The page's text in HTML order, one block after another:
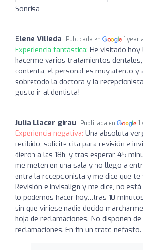
Sonrisa
Elene Villeda Publicada en 1 year
Experiencia fantástica: He visitado hoy
hacerme varios tratamientos
contenta, el personal es muy atento y
sobretodo la doctora y la
gusto ir al dentista!
Julia Llacer girau Publicada en 1
Experiencia negativa: Una absoluta
recibido, solicite cita para revisión e
dieron a las 18h, y tras esperar 45
me meten en una sala y no llego a
entra la recepcionista y me dice que te
Revisión e invisalign y me dice, no
lo podemos hacer hoy…tras 10
sin que viniese nadie decido
hoja de reclamaciones. No disponen de
reclamaciones. En fin un trato nefasto.